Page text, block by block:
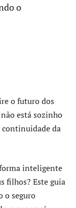
o
o futuro dos
está sozinho
continuidade da
forma inteligente
filhos? Este guia
o seguro